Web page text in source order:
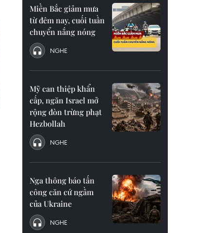
Miền Bắc giảm mưa
từ đêm nay, cuối tuần
chuyển nắng nóng
NGHE
Mỹ can thiệp khẩn
cấp, ngăn Israel mở
rộng đòn trừng phạt
Hezbollah
NGHE
Nga thông báo tấn
công căn cứ ngầm
của Ukraine
NGHE